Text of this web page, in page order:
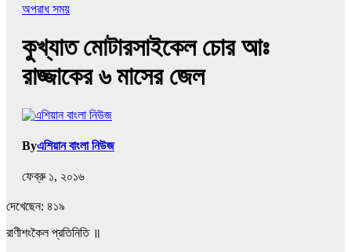
অপরাধ সময়
কুখ্যাত মোটারসাইকেল চোর আঃ
রাজ্জাকের ৬ মাসের জেল
Byএশিয়ান বাংলা নিউজ
ফেব্রু ১, ২০১৬
দেখেছেন: ৪১৯
রাণীশংকৈল প্রতিনিতি ॥